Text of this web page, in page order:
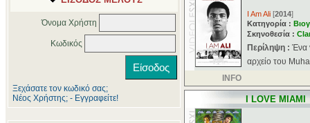
Όνομα Χρήστη
Κωδικός
Ξεχάσατε τον κωδικό σας;
Νέος Χρήστης; - Εγγραφείτε!
I Am Ali [2014]
Κατηγορία :
Σκηνοθεσία :
Περίληψη : Ένα
αρχείο του
INFO
I LOVE MIAMI